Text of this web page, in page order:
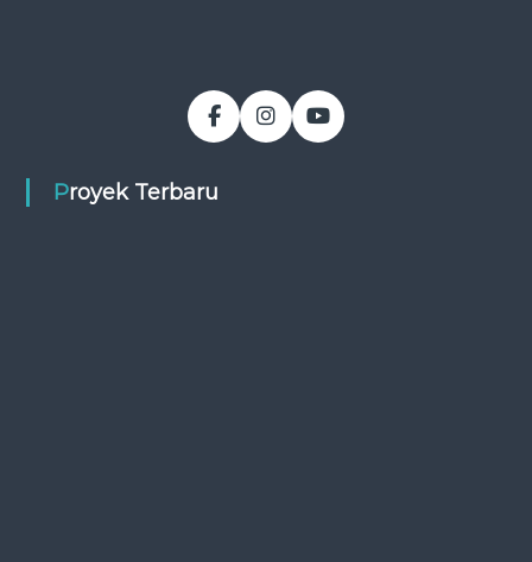
Proyek Terbaru